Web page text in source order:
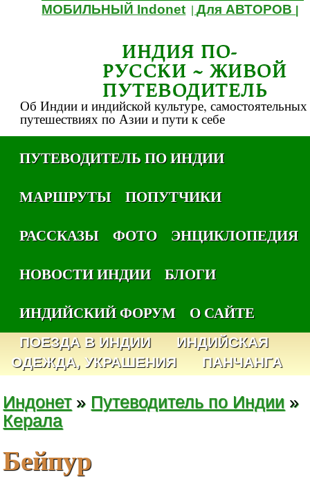
МОБИЛЬНЫЙ Indonet |Для АВТОРОВ
ИНДИЯ ПО-
РУССКИ ~ ЖИВОЙ
ПУТЕВОДИТЕЛЬ
Об Индии и индийской культуре, самостоятельных
путешествиях по Азии и пути к себе
ПУТЕВОДИТЕЛЬ ПО ИНДИИ
МАРШРУТЫ
ПОПУТЧИКИ
РАССКАЗЫ
ФОТО
ЭНЦИКЛОПЕДИЯ
НОВОСТИ ИНДИИ
БЛОГИ
ИНДИЙСКИЙ ФОРУМ
О САЙТЕ
ПОЕЗДА В ИНДИИ
ИНДИЙСКАЯ
ОДЕЖДА, УКРАШЕНИЯ
ПАНЧАНГА
Индонет» Путеводитель по Индии »
Керала
Бейпур